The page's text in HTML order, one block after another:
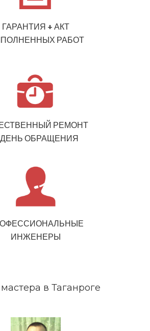
ГАРАНТИЯ + АКТ
РАБОТ
РЕМОНТ
ДЕНЬ ОБРАЩЕНИЯ
ИНЖЕНЕРЫ
в Таганроге